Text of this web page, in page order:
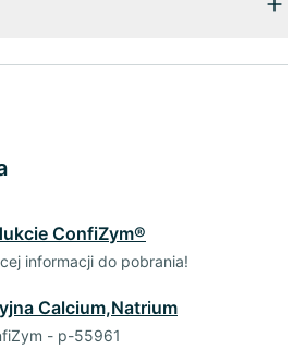
ConfiZym®
informacji do pobrania!
Calcium,Natrium
- p-55961